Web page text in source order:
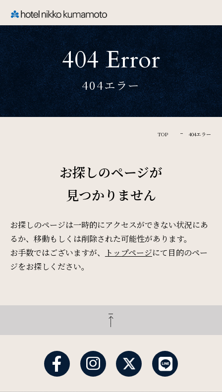
CLOSE
TOP
Welcome
Rooms
Restaurant & Lounge
レストラン&ラウンジ
Banquet
Access
ご宿泊日を検索
宿泊予約 航空券付き
404 Error
404エラー
TOP 404エラー
お探しのページが
見つかりません
お探しのページは一時的にアクセスができない状況にあ
るか、移動もしくは削除された可能性があります。
お手数ではございますが、
トップページにて目的のペー
ジをお探しください。